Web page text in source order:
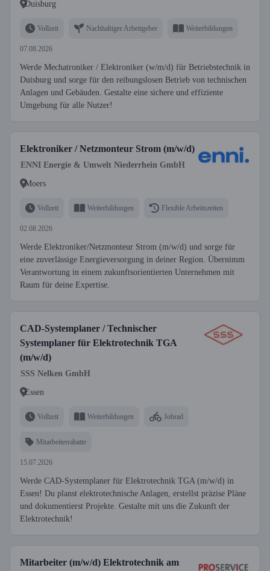
Duisburg
Vollzeit Nachhaltiger Arbeitgeber Weiterbildungen
07.08.2026
Werde Mechatroniker / Elektroniker (w/m/d) für Betriebstechnik in
Duisburg und sorge für den reibungslosen Betrieb von technischen
Anlagen und Gebäuden. Gestalte eine sichere und effiziente
Umgebung für alle Nutzer!
Elektroniker / Netzmonteur Strom (m/w/d)
ENNI Energie & Umwelt Niederrhein GmbH
Moers
Vollzeit Weiterbildungen Flexible Arbeitszeiten
02.08.2026
Werde Elektroniker/Netzmonteur Strom (m/w/d) und sorge für
eine zuverlässige Energieversorgung in deiner Region. Übernimm
Verantwortung in einem zukunftsorientierten Unternehmen mit
Raum für deine Expertise.
CAD-Systemplaner / Technischer
Systemplaner für Elektrotechnik TGA
(m/w/d)
SSS Nelken GmbH
Essen
Vollzeit Weiterbildungen Jobrad
Mitarbeiterrabatte
15.07.2026
Werde CAD-Systemplaner für Elektrotechnik TGA (m/w/d) in
Essen! Du planst elektrotechnische Anlagen, erstellst präzise Pläne
und dokumentierst Projekte. Gestalte mit uns die Zukunft der
Elektrotechnik!
Mitarbeiter (m/w/d) Elektrotechnik am